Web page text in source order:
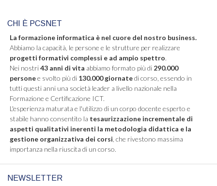
CHI È PCSNET
La formazione informatica è nel cuore del nostro business.
Abbiamo la capacità, le persone e le strutture per realizzare
progetti formativi complessi e ad ampio spettro.
Nei nostri43 anni di vita abbiamo formato più di 290.000
personee svolto più di 130.000 giornatedi corso, essendo in
tutti questi anni una società leader a livello nazionale nella
Formazione e Certificazione ICT.
L'esperienza maturata e l'utilizzo di un corpo docente esperto e
stabile hanno consentito la tesaurizzazione incrementale di
aspetti qualitativi inerenti la metodologia didattica e la
gestione organizzativa dei corsi , che rivestono massima
importanza nella riuscita di un corso.
NEWSLETTER